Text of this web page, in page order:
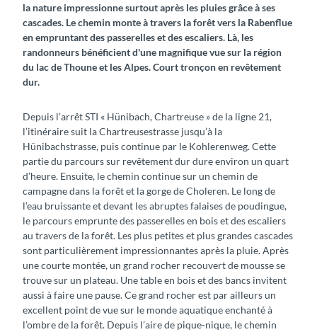
la nature impressionne surtout après les pluies grâce à ses
cascades. Le chemin monte à travers la forêt vers la Rabenflue
en empruntant des passerelles et des escaliers. Là, les
randonneurs bénéficient d'une magnifique vue sur la région
du lac de Thoune et les Alpes. Court tronçon en revêtement
dur.
Depuis l’arrêt STI « Hünibach, Chartreuse » de la ligne 21,
l’itinéraire suit la Chartreusestrasse jusqu’à la
Hünibachstrasse, puis continue par le Kohlerenweg. Cette
partie du parcours sur revêtement dur dure environ un quart
d’heure. Ensuite, le chemin continue sur un chemin de
campagne dans la forêt et la gorge de Choleren. Le long de
l’eau bruissante et devant les abruptes falaises de poudingue,
le parcours emprunte des passerelles en bois et des escaliers
au travers de la forêt. Les plus petites et plus grandes cascades
sont particulièrement impressionnantes après la pluie. Après
une courte montée, un grand rocher recouvert de mousse se
trouve sur un plateau. Une table en bois et des bancs invitent
aussi à faire une pause. Ce grand rocher est par ailleurs un
excellent point de vue sur le monde aquatique enchanté à
l’ombre de la forêt. Depuis l’aire de pique-nique, le chemin